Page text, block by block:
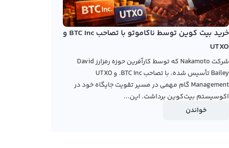
خرید بیت کوین توسط ناکاموتو با تصاحب BTC Inc و
UTXO
شرکت Nakamoto که توسط کارآفرین حوزه رمزارز David
Bailey تأسیس شده، با تصاحب BTC Inc. و UTXO
Management گام مهمی در مسیر تقویت جایگاه خود در
اکوسیستم بیت‌کوین برداشت. این...
خواندن